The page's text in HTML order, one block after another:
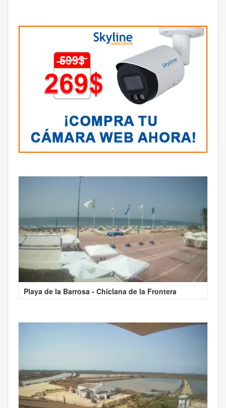
Playa de la Barrosa - Chiclana de la Frontera